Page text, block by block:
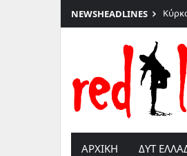
Μετάβαση
στο
περιεχόμενο
NEWSHEADLINES
ΑΡΧΙΚΗ ΔΥΤ